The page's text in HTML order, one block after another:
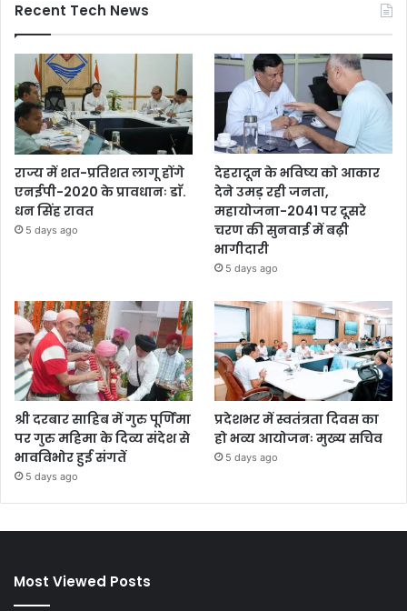
Recent Tech News
राज्य में शत-प्रतिशत लागू होंगे
एनईपी-2020 के प्रावधानः डाॅ.
धन सिंह रावत
5 days ago
देहरादून के भविष्य को आकार
देने उमड़ रही जनता,
महायोजना-2041 पर दूसरे
चरण की सुनवाई में बढ़ी
भागीदारी
5 days ago
श्री दरबार साहिब में गुरु पूर्णिमा
पर गुरु महिमा के दिव्य संदेश से
भावविभोर हुई संगतें
5 days ago
प्रदेशभर में स्वतंत्रता दिवस का
हो भव्य आयोजनः मुख्य सचिव
5 days ago
Most Viewed Posts